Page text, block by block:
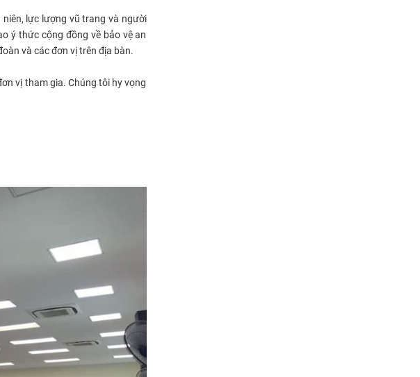
lực lượng vũ trang và người
ý thức cộng đồng về bảo vệ an
và các đơn vị trên địa bàn.
vị tham gia. Chúng tôi hy vọng